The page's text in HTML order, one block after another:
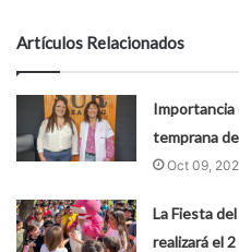
Artículos Relacionados
Importancia
temprana
Oct 09,
La Fiesta
realizará el